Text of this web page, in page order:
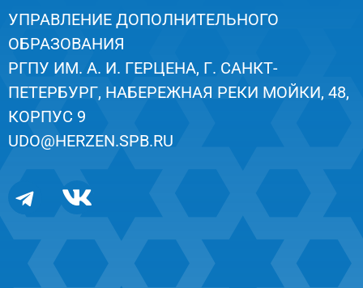
УПРАВЛЕНИЕ ДОПОЛНИТЕЛЬНОГО
ОБРАЗОВАНИЯ
РГПУ ИМ. А. И. ГЕРЦЕНА, Г. САНКТ-
ПЕТЕРБУРГ, НАБЕРЕЖНАЯ РЕКИ МОЙКИ, 48,
КОРПУС 9
UDO@HERZEN.SPB.RU